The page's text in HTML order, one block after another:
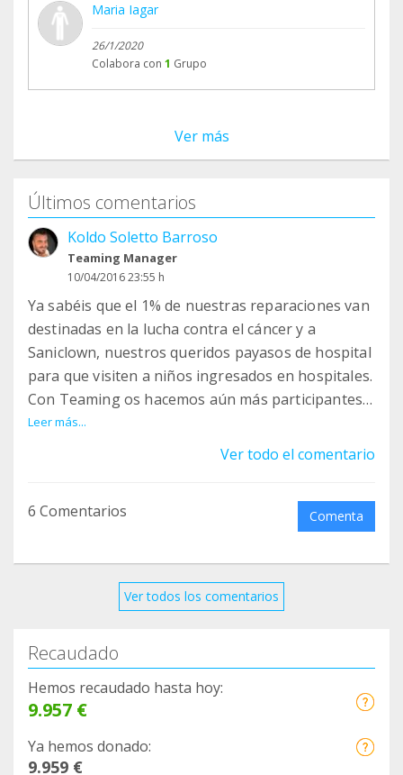
Maria Iagar
26/1/2020
Colabora con 1 Grupo
Ver más
Últimos comentarios
Koldo Soletto Barroso
Teaming Manager
10/04/2016 23:55 h
Ya sabéis que el 1% de nuestras reparaciones van
destinadas en la lucha contra el cáncer y a
Saniclown, nuestros queridos payasos de hospital
para que visiten a niños ingresados en hospitales.
Con Teaming os hacemos aún más participantes
para luchar en esta guerra contra el cáncer y
hemos pensado, que, como Teaming es la suma
contra el cáncer? A Saniclown? videoconsolas para
Leer más...
Ver todo el comentario
6 Comentarios Comenta
Ver todos los comentarios
Recaudado
Hemos recaudado hasta hoy:
9.957 €
Ya hemos donado:
9.959 €